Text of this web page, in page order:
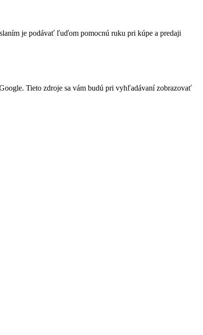
je podávať ľuďom pomocnú ruku pri kúpe a predaji
Tieto zdroje sa vám budú pri vyhľadávaní zobrazovať